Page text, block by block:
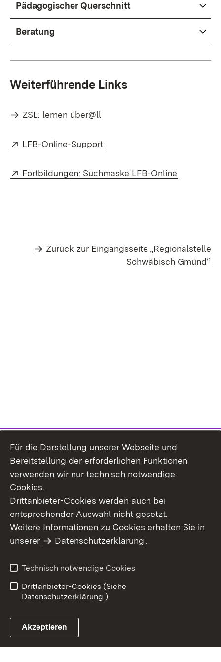
Pädagogischer Querschnitt
Beratung
Weiterführende Links
ZSL: lernen über@ll
Extern:
LFB-Online-Support
Extern:
Fortbildungen: Suchmaske LFB-Online
Zurück zur Eingangsseite „Regionalstelle
Schwäbisch Gmünd“
Benutzungshinweise
Erklärung zur
Für die Darstellung unserer Webseite und
Bereitstellung der erforderlichen Funktionen
verwenden wir nur technisch notwendige
Cookies.
Drittanbieter-Cookies werden auch bei
entsprechender Auswahl nicht gesetzt.
Weitere Informationen zu Cookies erhalten Sie in
unserer
Datenschutzerklärung.
Technisch notwendige Cookies
Drittanbieter-Cookies (Siehe
Datenschutzerklärung.)
Akzeptieren